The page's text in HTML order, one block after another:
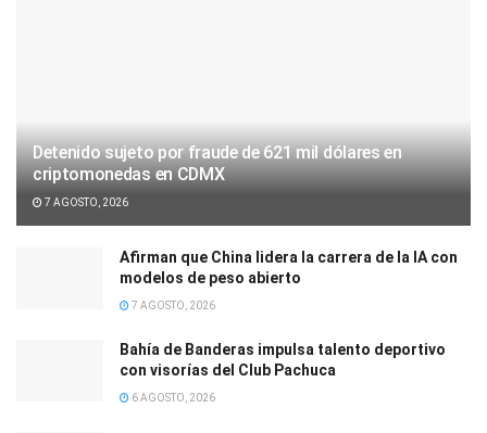
Detenido sujeto por fraude de 621 mil dólares en
criptomonedas en CDMX
7 AGOSTO, 2026
Afirman que China lidera la carrera de la IA con
modelos de peso abierto
7 AGOSTO, 2026
Bahía de Banderas impulsa talento deportivo
con visorías del Club Pachuca
6 AGOSTO, 2026